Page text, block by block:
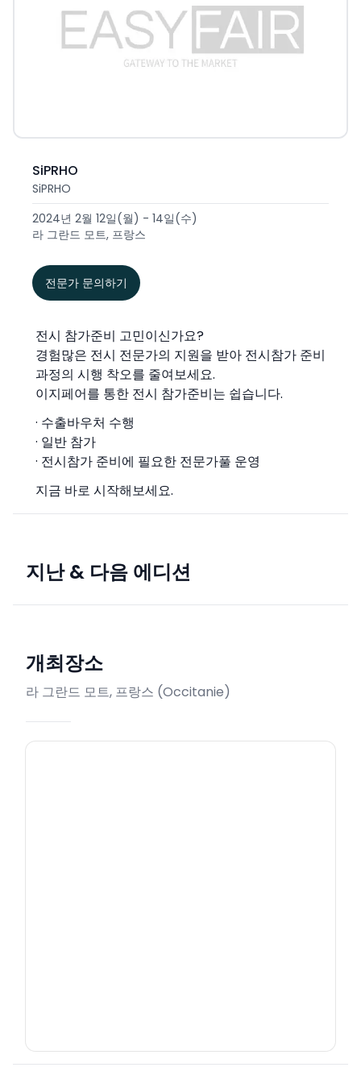
SiPRHO
SiPRHO
2024년 2월 12일(월) - 14일(수)
라 그란드 모트, 프랑스
전문가 문의하기
전시 참가준비 고민이신가요?
경험많은 전시 전문가의 지원을 받아 전시참가 준비
과정의 시행 착오를 줄여보세요.
이지페어를 통한 전시 참가준비는 쉽습니다.
· 수출바우처 수행
· 일반 참가
· 전시참가 준비에 필요한 전문가풀 운영
지금 바로 시작해보세요.
지난 & 다음 에디션
개최장소
라 그란드 모트, 프랑스 (Occitanie)